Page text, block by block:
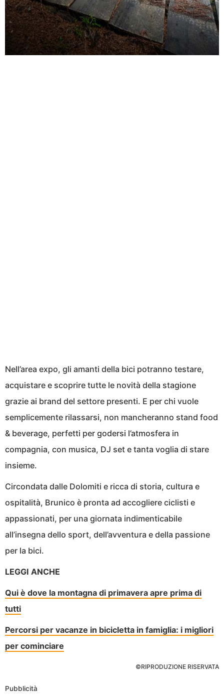
Nell’area expo, gli amanti della bici potranno testare,
acquistare e scoprire tutte le novità della stagione
grazie ai brand del settore presenti. E per chi vuole
semplicemente rilassarsi, non mancheranno stand food
& beverage, perfetti per godersi l’atmosfera in
compagnia, con musica, DJ set e tanta voglia di stare
insieme.
Circondata dalle Dolomiti e ricca di storia, cultura e
ospitalità, Brunico è pronta ad accogliere ciclisti e
appassionati, per una giornata indimenticabile
all’insegna dello sport, dell’avventura e della passione
per la bici.
LEGGI ANCHE
Qui è dove la montagna di primavera apre prima di
tutti
Percorsi per vacanze in bicicletta in famiglia: i migliori
per cominciare
©RIPRODUZIONE RISERVATA
Pubblicità